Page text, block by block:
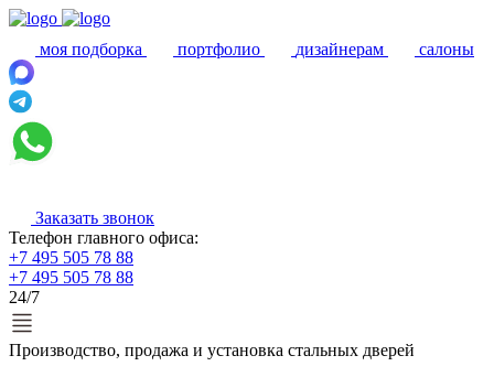
моя подборка портфолио дизайнерам салоны
Заказать звонок
Телефон главного офиса:
+7 495 505 78 88
+7 495 505 78 88
24/7
Производство, продажа и установка стальных дверей